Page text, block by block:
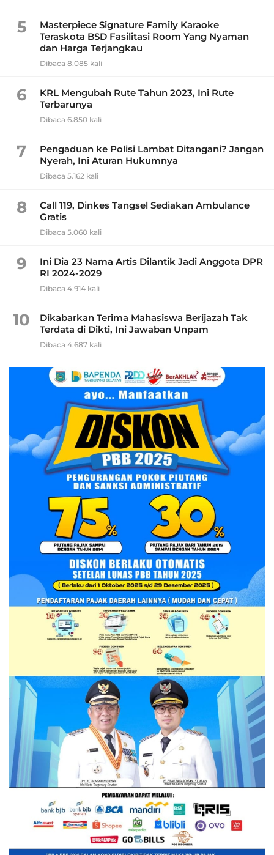
5
Masterpiece Signature Family Karaoke
Teraskota BSD Fasilitasi Room Yang Nyaman
dan Harga Terjangkau
Dibaca 8.085 kali
6
KRL Mengubah Rute Tahun 2023, Ini Rute
Terbarunya
Dibaca 6.850 kali
7
Pengaduan ke Polisi Lambat Ditangani? Jangan
Nyerah, Ini Aturan Hukumnya
Dibaca 5.162 kali
8
Call 119, Dinkes Tangsel Sediakan Ambulance
Gratis
Dibaca 5.060 kali
9
Ini Dia 23 Nama Artis Dilantik Jadi Anggota DPR
RI 2024-2029
Dibaca 4.914 kali
10
Dikabarkan Terima Mahasiswa Berijazah Tak
Terdata di Dikti, Ini Jawaban Unpam
Dibaca 4.687 kali